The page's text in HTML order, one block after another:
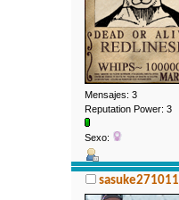
Mensajes: 3
Reputation Power: 3
Sexo:
sasuke271011